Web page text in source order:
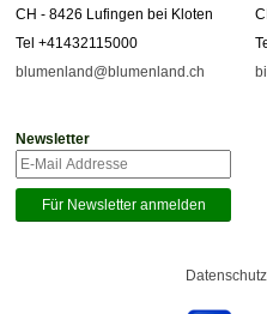
CH - 8426 Lufingen bei Kloten
Tel +41432115000
blumenland@blumenland.ch
Newsletter